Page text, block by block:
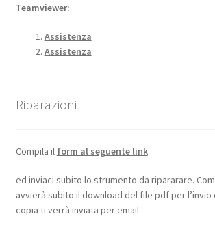
Teamviewer:
Assistenza
Assistenza
Riparazioni
Compila il form al seguente link
ed inviaci subito lo strumento da ripararare.
avvierà subito il download del file pdf per
copia ti verrà inviata per email